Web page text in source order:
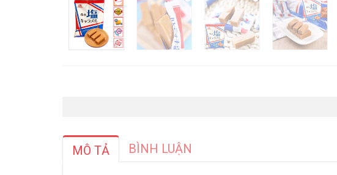
MÔ TẢ BÌNH LUẬN